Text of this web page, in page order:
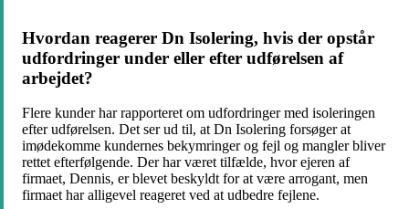
Hvordan reagerer Dn Isolering, hvis der opstår
udfordringer under eller efter udførelsen af
arbejdet?
Flere kunder har rapporteret om udfordringer med isoleringen
efter udførelsen. Det ser ud til, at Dn Isolering forsøger at
imødekomme kundernes bekymringer og fejl og mangler bliver
rettet efterfølgende. Der har været tilfælde, hvor ejeren af
firmaet, Dennis, er blevet beskyldt for at være arrogant, men
firmaet har alligevel reageret ved at udbedre fejlene.